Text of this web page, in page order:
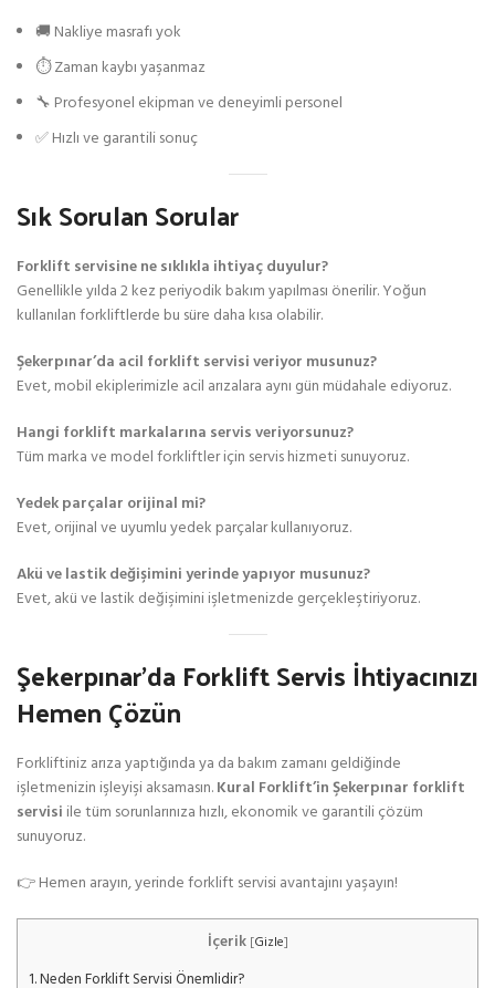
🚚 Nakliye masrafı yok
⏱️ Zaman kaybı yaşanmaz
🔧 Profesyonel ekipman ve deneyimli personel
✅ Hızlı ve garantili sonuç
Sık Sorulan Sorular
Forklift servisine ne sıklıkla ihtiyaç duyulur?
Genellikle yılda 2 kez periyodik bakım yapılması önerilir. Yoğun
kullanılan forkliftlerde bu süre daha kısa olabilir.
Şekerpınar’da acil forklift servisi veriyor musunuz?
Evet, mobil ekiplerimizle acil arızalara aynı gün müdahale ediyoruz.
Hangi forklift markalarına servis veriyorsunuz?
Tüm marka ve model forkliftler için servis hizmeti sunuyoruz.
Yedek parçalar orijinal mi?
Evet, orijinal ve uyumlu yedek parçalar kullanıyoruz.
Akü ve lastik değişimini yerinde yapıyor musunuz?
Evet, akü ve lastik değişimini işletmenizde gerçekleştiriyoruz.
Şekerpınar’da Forklift Servis İhtiyacınızı
Hemen Çözün
Forkliftiniz arıza yaptığında ya da bakım zamanı geldiğinde
işletmenizin işleyişi aksamasın.Kural Forklift’in Şekerpınar forklift
servisi ile tüm sorunlarınıza hızlı, ekonomik ve garantili çözüm
sunuyoruz.
👉 Hemen arayın, yerinde forklift servisi avantajını yaşayın!
İçerik [Gizle]
1.Neden Forklift Servisi Önemlidir?